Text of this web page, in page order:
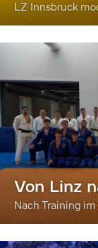
LZ Innsbruck
Von Linz
Nach Training